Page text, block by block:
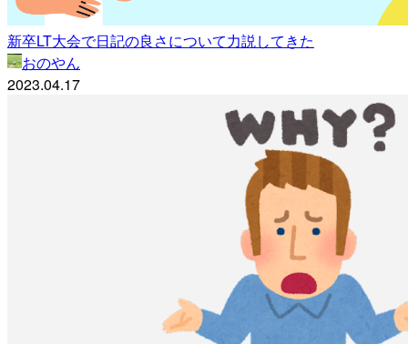
新卒LT大会で日記の良さについて力説してきた
おのやん
2023.04.17